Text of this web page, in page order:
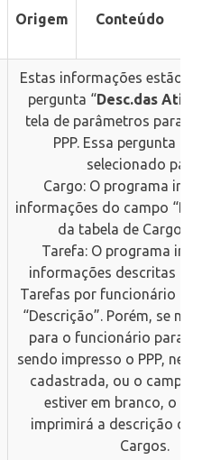
Origem Conteúdo
Estas informações estão
pergunta “Desc.das
tela de parâmetros para
PPP. Essa pergunta
selecionado para:
Cargo: O programa irá
informações do campo “Ds
da tabela de Cargos
Tarefa: O programa irá
informações descritas na
Tarefas por funcionário
“Descrição”. Porém, se
para o funcionário para o
sendo impresso o PPP,
cadastrada, ou o campo
estiver em branco, o
imprimirá a descrição da
Cargos.